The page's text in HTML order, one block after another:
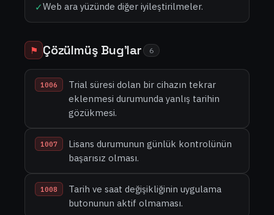
✓Web ara yüzünde diğer iyileştirilmeler.
⚑ Çözülmüş Bug'lar 6
1006
Trial süresi dolan bir cihazın tekrar
eklenmesi durumunda yanlış tarihin
gözükmesi.
1007
Lisans durumunun günlük kontrolünün
başarısız olması.
1008
Tarih ve saat değişikliğinin uygulama
butonunun aktif olmaması.